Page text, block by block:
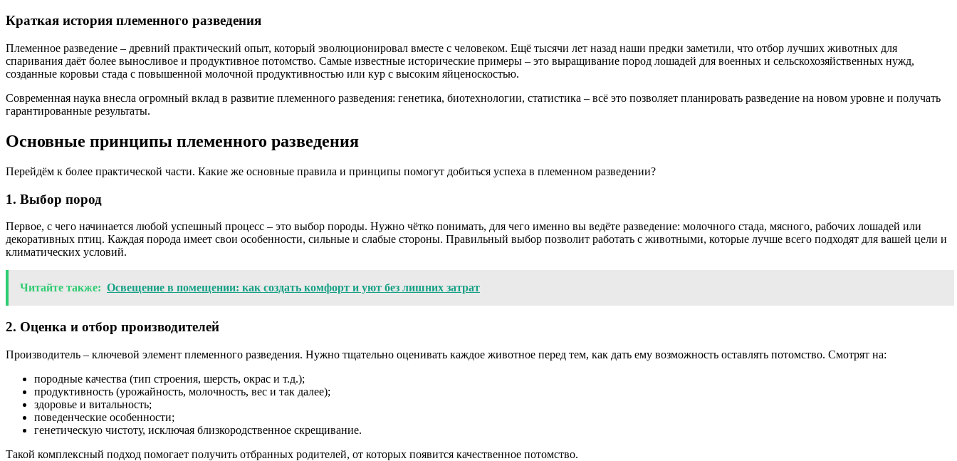
Краткая история племенного разведения
Племенное разведение – древний практический опыт, который эволюционировал вместе с человеком. Ещё тысячи лет назад наши предки заметили, что отбор лучших животных для
спаривания даёт более выносливое и продуктивное потомство. Самые известные исторические примеры – это выращивание пород лошадей для военных и сельскохозяйственных нужд,
созданные коровьи стада с повышенной молочной продуктивностью или кур с высоким яйценоскостью.
Современная наука внесла огромный вклад в развитие племенного разведения: генетика, биотехнологии, статистика – всё это позволяет планировать разведение на новом уровне и получать
гарантированные результаты.
Основные принципы племенного разведения
Перейдём к более практической части. Какие же основные правила и принципы помогут добиться успеха в племенном разведении?
1. Выбор пород
Первое, с чего начинается любой успешный процесс – это выбор породы. Нужно чётко понимать, для чего именно вы ведёте разведение: молочного стада, мясного, рабочих лошадей или
декоративных птиц. Каждая порода имеет свои особенности, сильные и слабые стороны. Правильный выбор позволит работать с животными, которые лучше всего подходят для вашей цели и
климатических условий.
Читайте также: Освещение в помещении: как создать комфорт и уют без лишних затрат
2. Оценка и отбор производителей
Производитель – ключевой элемент племенного разведения. Нужно тщательно оценивать каждое животное перед тем, как дать ему возможность оставлять потомство. Смотрят на:
породные качества (тип строения, шерсть, окрас и т.д.);
продуктивность (урожайность, молочность, вес и так далее);
здоровье и витальность;
поведенческие особенности;
генетическую чистоту, исключая близкородственное скрещивание.
Такой комплексный подход помогает получить отбранных родителей, от которых появится качественное потомство.